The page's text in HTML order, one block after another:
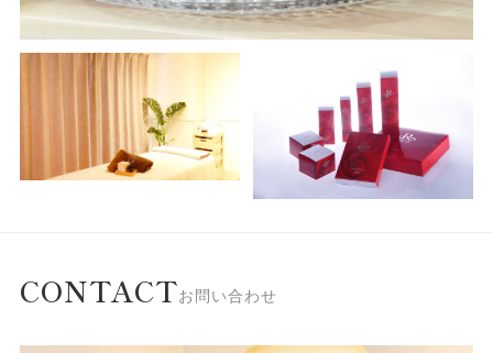
CONTACTお問い合わせ